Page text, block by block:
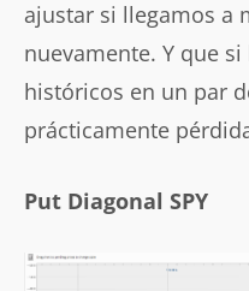
ajustar si llegamos a
nuevamente. Y que
históricos en un par
prácticamente
Put Diagonal SPY